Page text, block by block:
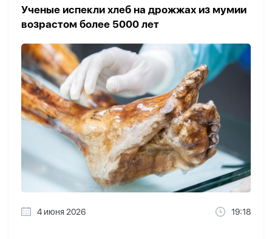
Ученые испекли хлеб на дрожжах из мумии
возрастом более 5000 лет
4 июня 2026 19:18